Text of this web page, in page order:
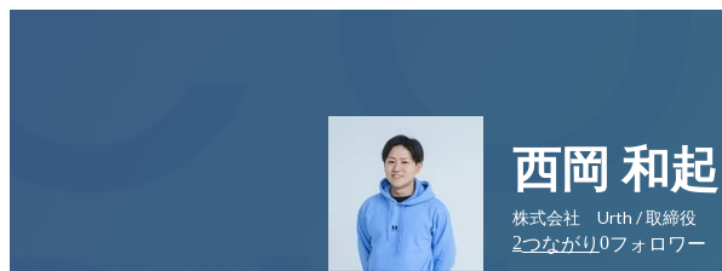
西岡 和起
株式会社 Urth / 取締役
2つながり 0フォロワー